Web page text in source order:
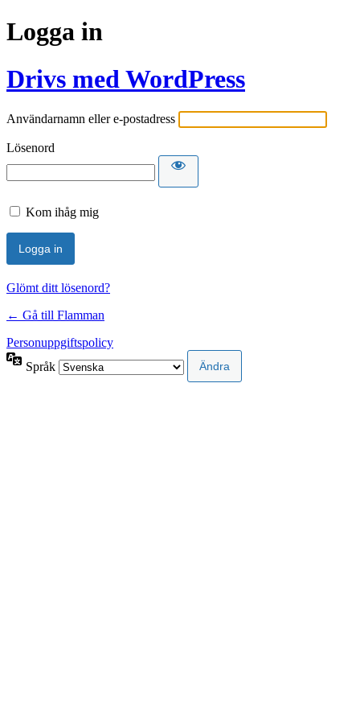
Logga in
Drivs med WordPress
Användarnamn eller e-postadress
Lösenord
Kom ihåg mig
Glömt ditt lösenord?
← Gå till Flamman
Personuppgiftspolicy
Språk